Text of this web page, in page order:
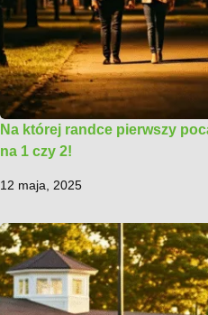
Na której randce pierwszy
na 1 czy 2!
12 maja, 2025